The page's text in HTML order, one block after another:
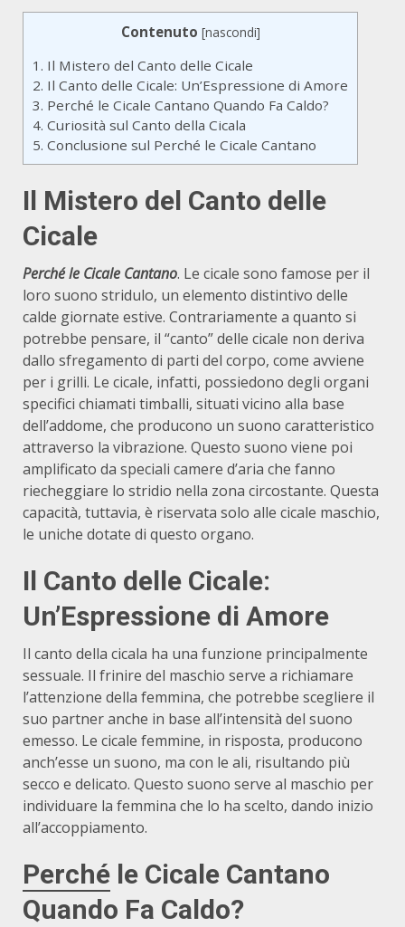
Contenuto [nascondi]
1. Il Mistero del Canto delle Cicale
2. Il Canto delle Cicale: Un’Espressione di Amore
3. Perché le Cicale Cantano Quando Fa Caldo?
4. Curiosità sul Canto della Cicala
5. Conclusione sul Perché le Cicale Cantano
Il Mistero del Canto delle
Cicale
Perché le Cicale Cantano. Le cicale sono famose per il
loro suono stridulo, un elemento distintivo delle
calde giornate estive. Contrariamente a quanto si
potrebbe pensare, il “canto” delle cicale non deriva
dallo sfregamento di parti del corpo, come avviene
per i grilli. Le cicale, infatti, possiedono degli organi
specifici chiamati timballi, situati vicino alla base
dell’addome, che producono un suono caratteristico
attraverso la vibrazione. Questo suono viene poi
amplificato da speciali camere d’aria che fanno
riecheggiare lo stridio nella zona circostante. Questa
capacità, tuttavia, è riservata solo alle cicale maschio,
le uniche dotate di questo organo.
Il Canto delle Cicale:
Un’Espressione di Amore
Il canto della cicala ha una funzione principalmente
sessuale. Il frinire del maschio serve a richiamare
l’attenzione della femmina, che potrebbe scegliere il
suo partner anche in base all’intensità del suono
emesso. Le cicale femmine, in risposta, producono
anch’esse un suono, ma con le ali, risultando più
secco e delicato. Questo suono serve al maschio per
individuare la femmina che lo ha scelto, dando inizio
all’accoppiamento.
Perché le Cicale Cantano
Quando Fa Caldo?